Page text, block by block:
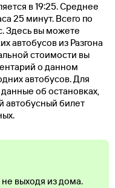
в 19:25. Среднее
25 минут. Всего по
Здесь вы можете
автобусов из Разгона
стоимости вы
о данном
автобусов. Для
об остановках,
автобусный билет
выходя из дома.